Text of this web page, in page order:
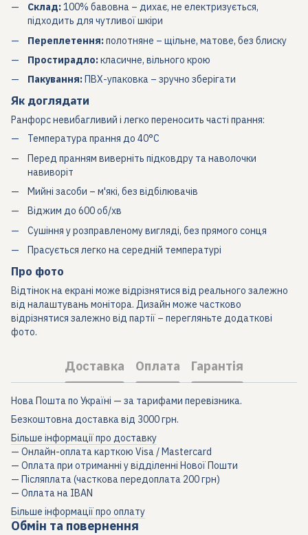
Склад:100% бавовна – дихає, не електризується,
підходить для чутливої шкіри
Переплетення:полотняне – щільне, матове, без блиску
Простирадло:класичне, вільного крою
Пакування: ПВХ-упаковка – зручно зберігати
Як доглядати
Ранфорс невибагливий і легко переносить часті прання:
Температура прання до 40°C
Перед пранням виверніть підковдру та наволочки
навиворіт
Мийні засоби – м'які, без відбілювачів
Віджим до 600 об/хв
Сушіння у розправленому вигляді, без прямого сонця
Прасується легко на середній температурі
Про фото
Відтінок на екрані може відрізнятися від реального залежно
від налаштувань монітора. Дизайн може частково
відрізнятися залежно від партії – перегляньте додаткові
фото.
Доставка Оплата Гарантія
Нова Пошта по Україні — за тарифами перевізника.
Безкоштовна доставка від 3000 грн.
Більше інформації про доставку
— Онлайн-оплата карткою Visa / Mastercard
— Оплата при отриманні у відділенні Нової Пошти
— Післяплата (часткова передоплата 200 грн)
— Оплата на IBAN
Більше інформації про оплату
Обмін та повернення